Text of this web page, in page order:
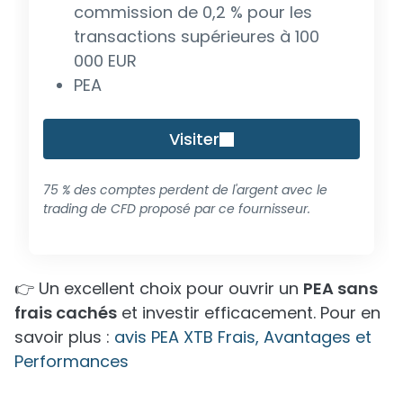
commission de 0,2 % pour les
transactions supérieures à 100
000 EUR
PEA
Visiter
75 % des comptes perdent de l'argent avec le
trading de CFD proposé par ce fournisseur.
👉 Un excellent choix pour ouvrir un PEA sans
frais cachés et investir efficacement. Pour en
savoir plus : avis PEA XTB Frais, Avantages et
Performances